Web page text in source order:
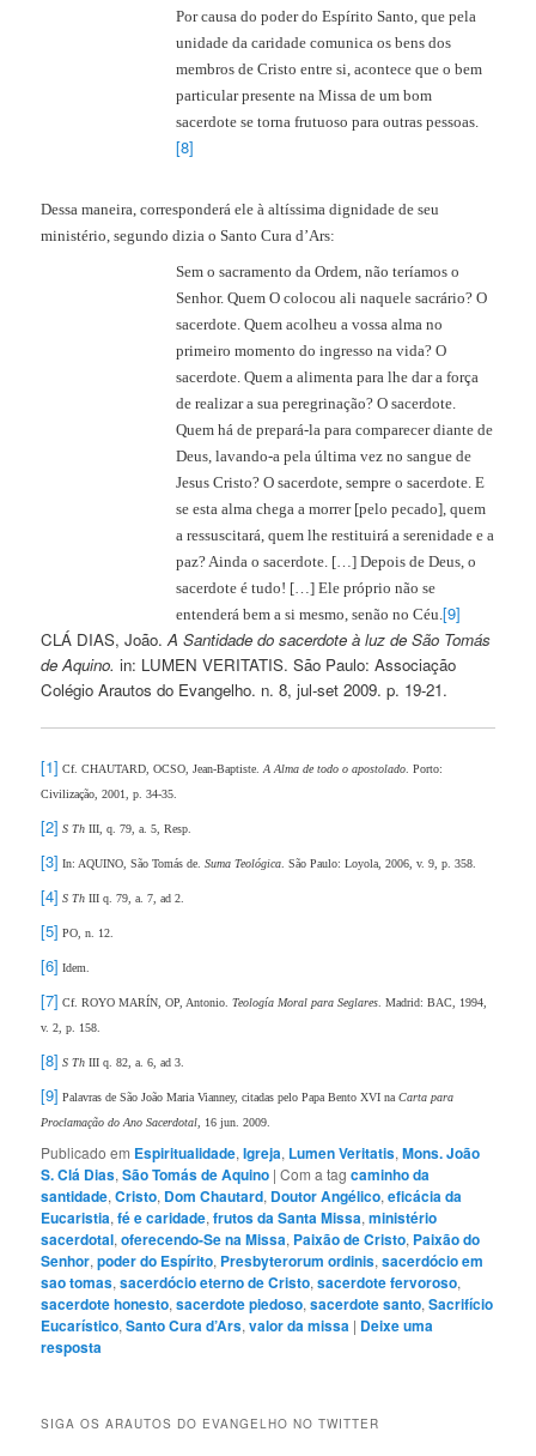
Por causa do poder do Espírito Santo, que pela
unidade da caridade comunica os bens dos
membros de Cristo entre si, acontece que o bem
particular presente na Missa de um bom
sacerdote se torna frutuoso para outras pessoas.
[8]
Dessa maneira, corresponderá ele à altíssima dignidade de seu
ministério, segundo dizia o Santo Cura d’Ars:
Sem o sacramento da Ordem, não teríamos o
Senhor. Quem O colocou ali naquele sacrário? O
sacerdote. Quem acolheu a vossa alma no
primeiro momento do ingresso na vida? O
sacerdote. Quem a alimenta para lhe dar a força
de realizar a sua peregrinação? O sacerdote.
Quem há de prepará-la para comparecer diante de
Deus, lavando-a pela última vez no sangue de
Jesus Cristo? O sacerdote, sempre o sacerdote. E
se esta alma chega a morrer [pelo pecado], quem
a ressuscitará, quem lhe restituirá a serenidade e a
paz? Ainda o sacerdote. […] Depois de Deus, o
sacerdote é tudo! […] Ele próprio não se
entenderá bem a si mesmo, senão no Céu.[9]
CLÁ DIAS, João.A Santidade do sacerdote à luz de São Tomás
de Aquino. in: LUMEN VERITATIS. São Paulo: Associação
Colégio Arautos do Evangelho. n. 8, jul-set 2009. p. 19-21.
[1] Cf. CHAUTARD, OCSO, Jean-Baptiste.A Alma de todo o apostolado . Porto:
Civilização, 2001, p. 34-35.
[2] S Th III, q. 79, a. 5, Resp.
[3] In: AQUINO, São Tomás de.Suma Teológica . São Paulo: Loyola, 2006, v. 9, p. 358.
[4] S Th III q. 79, a. 7, ad 2.
[5] PO, n. 12.
[6] Idem.
[7] Cf. ROYO MARÍN, OP, Antonio.Teología Moral para Seglares . Madrid: BAC, 1994,
v. 2, p. 158.
[8] S ThIII q. 82, a. 6, ad 3.
[9] Palavras de São João Maria Vianney, citadas pelo Papa Bento XVI naCarta para
Proclamação do Ano Sacerdotal , 16 jun. 2009.
Publicado em Espiritualidade,Igreja, Lumen Veritatis,Mons. João
S. Clá Dias,São Tomás de Aquino |Com a tagcaminho da
santidade,Cristo, Dom Chautard, Doutor Angélico,eficácia da
Eucaristia,fé e caridade,frutos da Santa Missa,ministério
sacerdotal,oferecendo-Se na Missa, Paixão de Cristo, Paixão do
Senhor,poder do Espírito, Presbyterorum ordinis,sacerdócio em
sao tomas,sacerdócio eterno de Cristo,sacerdote fervoroso,
sacerdote honesto,sacerdote piedoso,sacerdote santo,Sacrifício
Eucarístico,Santo Cura d’Ars,valor da missa | Deixe uma
resposta
SIGA OS ARAUTOS DO EVANGELHO NO TWITTER